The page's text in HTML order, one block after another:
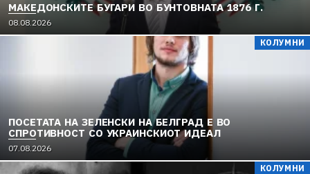
МАКЕДОНСКИТЕ БУГАРИ ВО БУНТОВНАТА 1876 Г.
08.08.2026
КОЛУМНИ
ПОСЕТАТА НА ЗЕЛЕНСКИ НА БЕЛГРАД Е ВО
СПРОТИВНОСТ СО УКРАИНСКИОТ ИДЕАЛ
07.08.2026
КОЛУМНИ